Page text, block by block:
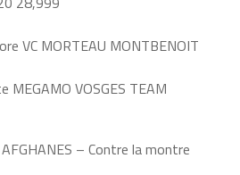
VC MORTEAU MONTBENOIT
MEGAMO VOSGES TEAM
– Contre la montre